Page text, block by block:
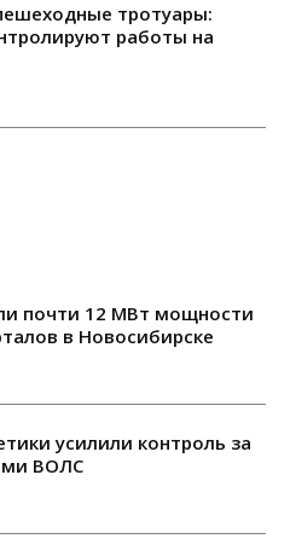
тротуары:
работы на
почти 12 МВт мощности
в Новосибирске
усилили контроль за
ВОЛС